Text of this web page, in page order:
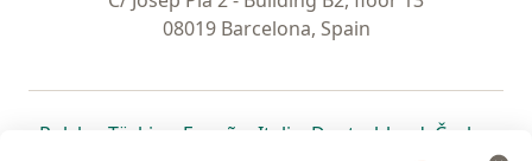
08019 Barcelona, Spain
Polska se abre en una nueva pestaña
Türkiye se abre en una nueva pestaña
España se abre en una nueva pestaña
Italia se abre en una nueva
Deutschlandse abre en
Česko